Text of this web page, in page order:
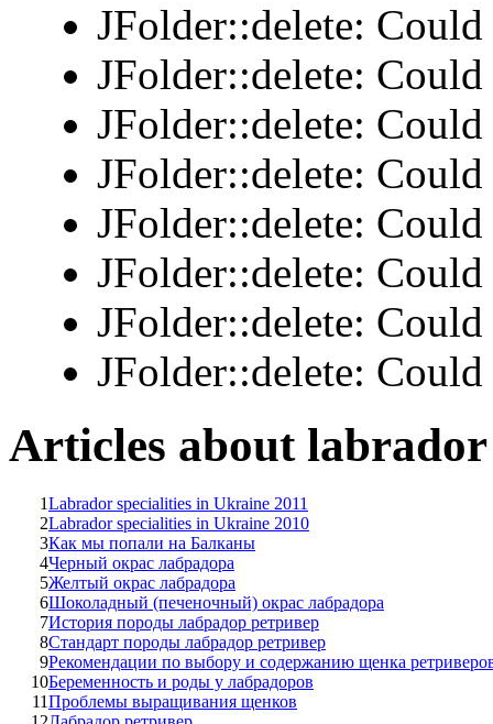
JFolder::delete:
JFolder::delete:
JFolder::delete:
JFolder::delete:
JFolder::delete:
JFolder::delete:
JFolder::delete:
JFolder::delete:
Articles about
1Labrador specialities in Ukraine 2011
2Labrador specialities in Ukraine 2010
3Как мы попали на Балканы
4Черный окрас лабрадора
5Желтый окрас лабрадора
6Шоколадный (печеночный) окрас лабрадора
7История породы лабрадор ретривер
8Стандарт породы лабрадор ретривер
9Рекомендации по выбору и содержанию щенка
10Беременность и роды у лабрадоров
11Проблемы выращивания щенков